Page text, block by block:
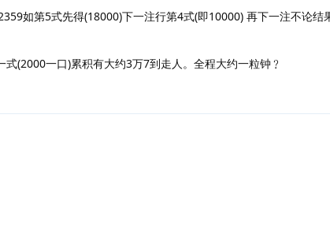
如第5式先得(18000)下一注行第4式(即10000) 再下一注不论结
(2000一口)累积有大约3万7到走人。全程大约一粒钟﹖